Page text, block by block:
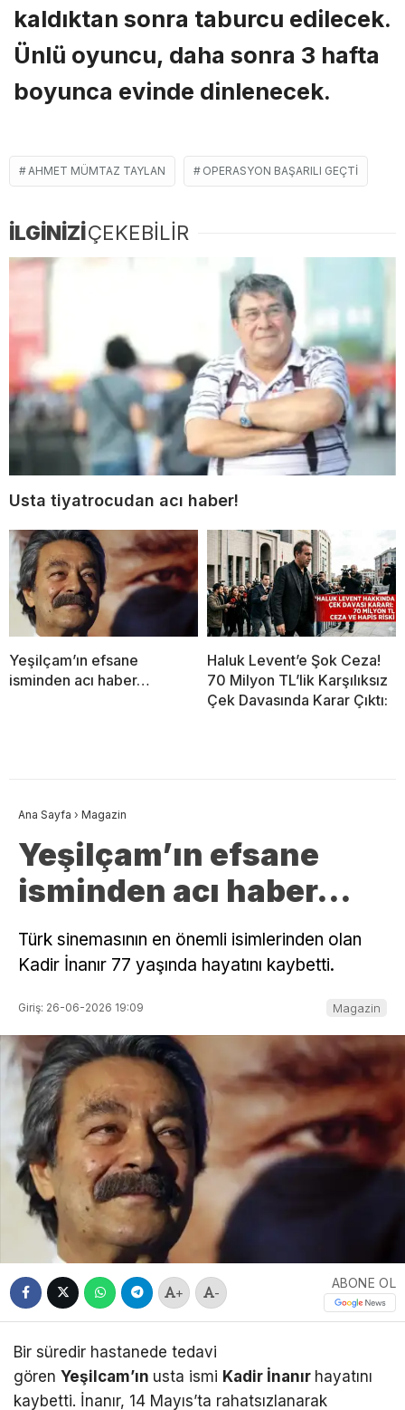
kaldıktan sonra taburcu edilecek.
Ünlü oyuncu, daha sonra 3 hafta
boyunca evinde dinlenecek.
AHMET MÜMTAZ TAYLAN OPERASYON BAŞARILI GEÇTI
İLGİNİZİÇEKEBİLİR
Usta tiyatrocudan acı haber!
Yeşilçam’ın efsane
isminden acı haber…
Haluk Levent’e Şok Ceza!
70 Milyon TL’lik Karşılıksız
Çek Davasında Karar Çıktı:
Ana Sayfa › Magazin
Yeşilçam’ın efsane
isminden acı haber…
Türk sinemasının en önemli isimlerinden olan
Kadir İnanır 77 yaşında hayatını kaybetti.
Giriş: 26-06-2026 19:09 Magazin
+ -
ABONE OL
Bir süredir hastanede tedavi
gören Yeşilcam’ın usta ismi Kadir İnanır hayatını
kaybetti. İnanır, 14 Mayıs’ta rahatsızlanarak